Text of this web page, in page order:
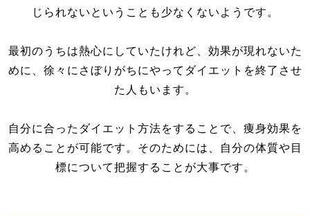
じられないということも少なくないようです。
最初のうちは熱心にしていたけれど、効果が現れないた
めに、徐々にさぼりがちにやってダイエットを終了させ
た人もいます。
自分に合ったダイエット方法をすることで、痩身効果を
高めることが可能です。そのためには、自分の体質や目
標について把握することが大事です。